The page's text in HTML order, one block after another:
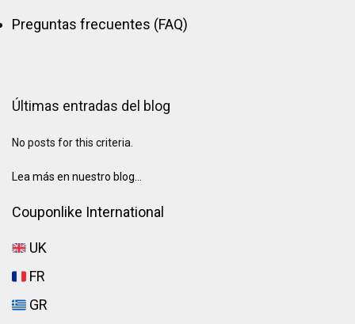
Preguntas frecuentes (FAQ)
Últimas entradas del blog
No posts for this criteria.
Lea más en nuestro blog...
Couponlike International
UK
FR
GR